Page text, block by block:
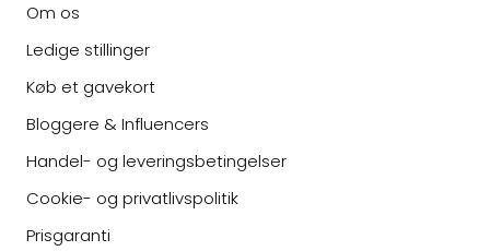
Om os
Ledige stillinger
Køb et gavekort
Bloggere & Influencers
Handel- og leveringsbetingelser
Cookie- og privatlivspolitik
Prisgaranti